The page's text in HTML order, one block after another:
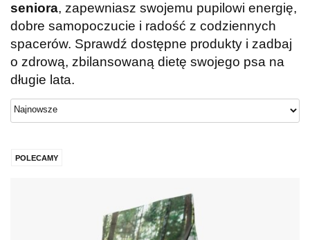
seniora, zapewniasz swojemu pupilowi energię,
dobre samopoczucie i radość z codziennych
spacerów. Sprawdź dostępne produkty i zadbaj
o zdrową, zbilansowaną dietę swojego psa na
długie lata.
POLECAMY